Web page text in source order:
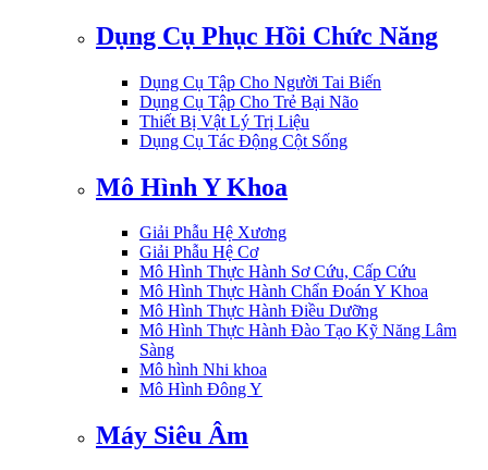
Dụng Cụ Phục Hồi Chức Năng
Dụng Cụ Tập Cho Người Tai Biến
Dụng Cụ Tập Cho Trẻ Bại Não
Thiết Bị Vật Lý Trị Liệu
Dụng Cụ Tác Động Cột Sống
Mô Hình Y Khoa
Giải Phẫu Hệ Xương
Giải Phẫu Hệ Cơ
Mô Hình Thực Hành Sơ Cứu, Cấp Cứu
Mô Hình Thực Hành Chẩn Đoán Y Khoa
Mô Hình Thực Hành Điều Dưỡng
Mô Hình Thực Hành Đào Tạo Kỹ Năng Lâm
Sàng
Mô hình Nhi khoa
Mô Hình Đông Y
Máy Siêu Âm